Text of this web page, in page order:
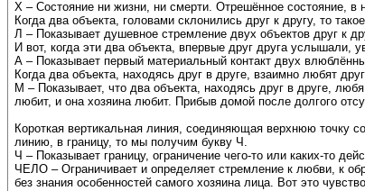
Х – Состояние ни жизни, ни смерти. Отрешённое состояние,
Когда два объекта, головами склонились друг к другу, то
Л – Показывает душевное стремление двух объектов друг к
И вот, когда эти два объекта, впервые друг друга услышали,
А – Показывает первый материальный контакт двух
Когда два объекта, находясь друг в друге, взаимно любят
М – Показывает, что два объекта, находясь друг в друге,
любит, и она хозяина любит. Прибыв домой после долгого
Короткая вертикальная линия, соединяющая верхнюю точку
линию, в границу, то мы получим букву Ч.
Ч – Показывает границу, ограничение чего-то или каких-то
ЧЕЛО – Ограничивает и определяет стремление к любви, к
без знания особенностей самого хозяина лица. Вот это